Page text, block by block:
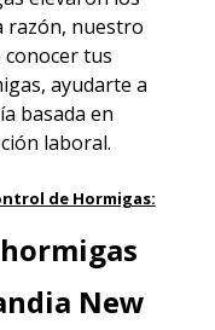
razón, nuestro
tus
ayudarte a
basada en
laboral.
de Hormigas:
New